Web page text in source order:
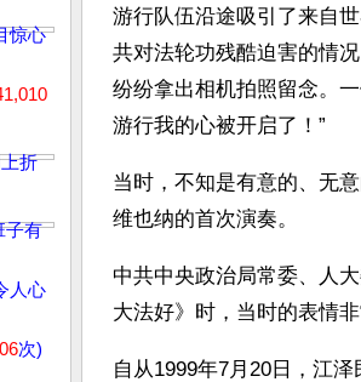
惊心
折
子有
人心
次)
游行队伍沿途吸引了来自
共对法轮功残酷迫害的情
纷纷拿出相机拍照留念。
游行我的心被开启了！”
当时，不知是有意的、无
维也纳的首次演奏。
中共中央政治局常委、人
大法好》时，当时的表情
自从1999年7月20日，江